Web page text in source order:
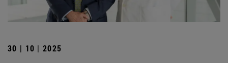
30 | 10 | 2025